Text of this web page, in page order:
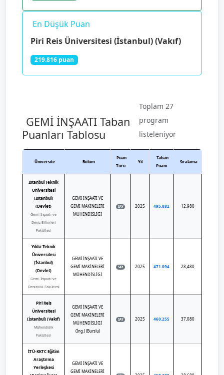
En Düşük Puan
Piri Reis Üniversitesi (İstanbul) (Vakıf)
219.816 puan
GEMİ İNŞAATI Taban
Puanları Tablosu
Toplam 27
program
listeleniyor
Üniversite Bölüm
Puan
Türü
Yıl
Taban
Puanı
Sıralama
İstanbul Teknik
Üniversitesi
(İstanbul)
(Devlet)
Gemi İnşaatı ve
Deniz Bilimleri
Fakültesi
GEMİ İNŞAATI VE
GEMİ MAKİNELERİ
MÜHENDİSLİĞİ
SAY 2025 495.882 12,980
Yıldız Teknik
Üniversitesi
(İstanbul)
(Devlet)
Gemi İnşaatı ve
Denizcilik Fakültesi
GEMİ İNŞAATI VE
GEMİ MAKİNELERİ
MÜHENDİSLİĞİ
SAY 2025 471.094 28,480
Piri Reis
Üniversitesi
(İstanbul) (Vakıf)
Mühendislik
Fakültesi
GEMİ İNŞAATI VE
GEMİ MAKİNELERİ
MÜHENDİSLİĞİ
(İng.) (Burslu)
SAY 2025 460.255 37,080
İTÜ-KKTC Eğitim
Araştırma
Yerleşkesi
GEMİ İNŞAATI VE
GEMİ MAKİNELERİ